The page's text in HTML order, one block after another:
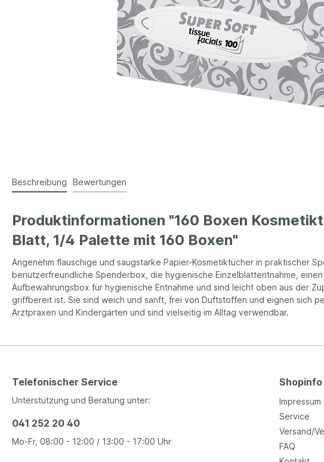
Beschreibung Bewertungen
Produktinformationen "160 Boxen
Blatt, 1/4 Palette mit 160 Boxen"
Angenehm flauschige und saugstarke Papier-Kosmetiktücher in praktischer
benutzerfreundliche Spenderbox, die hygienische Einzelblattentnahme,
Aufbewahrungsbox für hygienische Entnahme und sind leicht oben aus der
griffbereit ist. Sie sind weich und sanft, frei von Duftstoffen und eignen sich
Arztpraxen und Kindergärten und sind vielseitig im Alltag verwendbar.
Telefonischer Service
Unterstützung und Beratung unter:
041 252 20 40
Mo-Fr, 08:00 - 12:00 / 13:00 - 17:00 Uhr
Shopinfo
Impressum
Service
Versand/
FAQ